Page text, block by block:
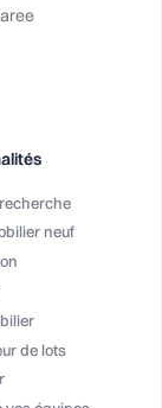
neuf
de lots